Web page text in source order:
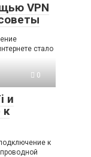
VPN
стало
0
и
к
к